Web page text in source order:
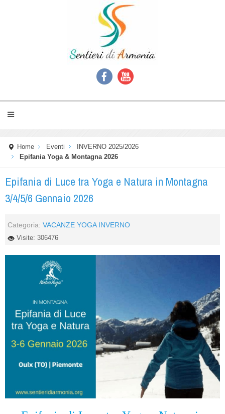
Home Eventi
INVERNO 2025/2026
Epifania Yoga & Montagna 2026
Epifania di Luce tra Yoga e Natura in Montagna
3/4/5/6 Gennaio 2026
Categoria: VACANZE YOGA INVERNO
Visite: 306476